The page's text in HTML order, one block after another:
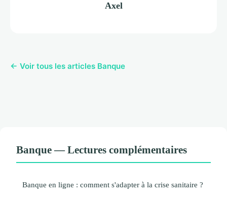
Axel
← Voir tous les articles Banque
Banque — Lectures complémentaires
Banque en ligne : comment s'adapter à la crise sanitaire ?